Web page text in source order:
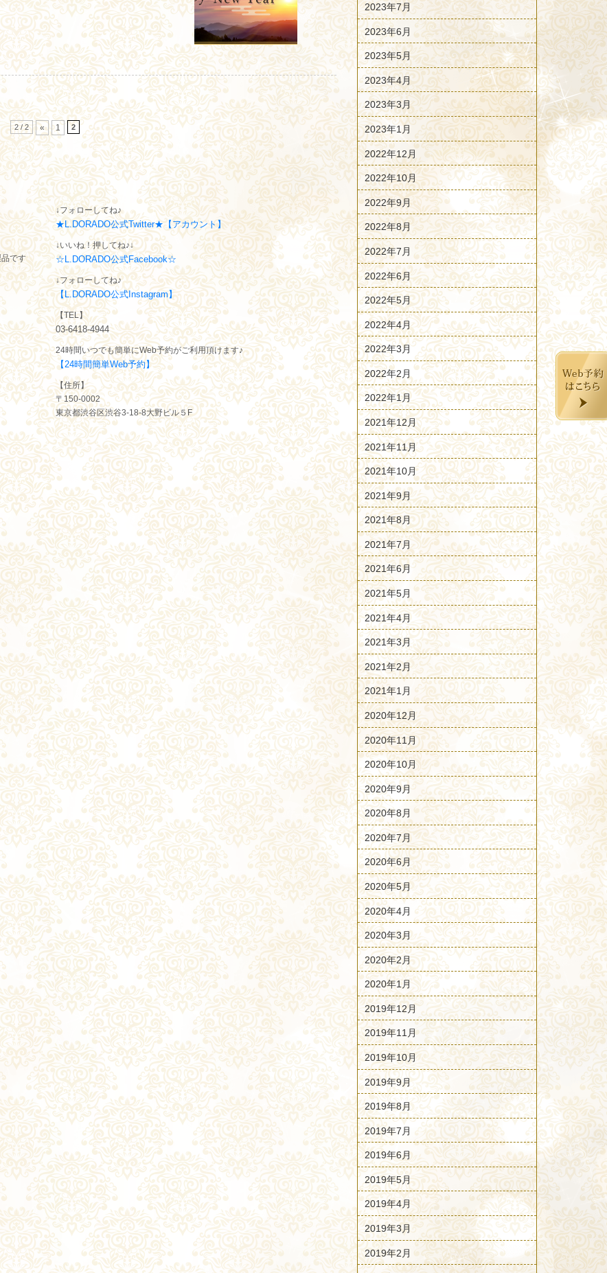
2 / 2 « 1 2
です
↓フォローしてね♪
★L.DORADO公式Twitter★【アカウント】
↓いいね！押してね♪↓
☆L.DORADO公式Facebook☆
↓フォローしてね♪
【L.DORADO公式Instagram】
【TEL】
03-6418-4944
24時間いつでも簡単にWeb予約がご利用頂けます♪
【24時間簡単Web予約】
【住所】
〒150-0002
東京都渋谷区渋谷3-18-8大野ビル５F
2023年7月
2023年6月
2023年5月
2023年4月
2023年3月
2023年1月
2022年12月
2022年10月
2022年9月
2022年8月
2022年7月
2022年6月
2022年5月
2022年4月
2022年3月
2022年2月
2022年1月
2021年12月
2021年11月
2021年10月
2021年9月
2021年8月
2021年7月
2021年6月
2021年5月
2021年4月
2021年3月
2021年2月
2021年1月
2020年12月
2020年11月
2020年10月
2020年9月
2020年8月
2020年7月
2020年6月
2020年5月
2020年4月
2020年3月
2020年2月
2020年1月
2019年12月
2019年11月
2019年10月
2019年9月
2019年8月
2019年7月
2019年6月
2019年5月
2019年4月
2019年3月
2019年2月